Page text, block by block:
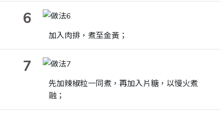
6
加入肉排，煮至金黃；
7
先加辣椒粒一同煮，再加入片糖，以慢火煮
融；